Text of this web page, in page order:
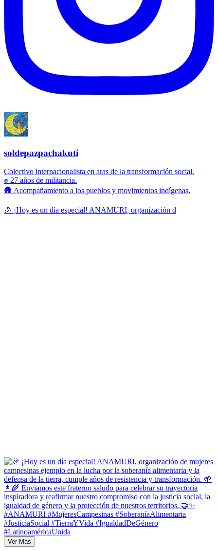
soldepazpachakuti
Colectivo internacionalista en aras de la transformación social.
✊ 27 años de militancia.
🛖 Acompañamiento a los pueblos y movimientos indígenas.
🎉 ¡Hoy es un día especial! ANAMURI, organización d
Ver Más